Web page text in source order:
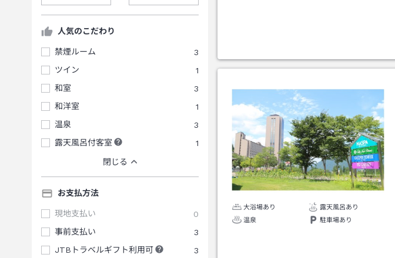
人気のこだわり
禁煙ルーム
3
ツイン
1
和室
3
和洋室
1
温泉
3
露天風呂付客室
1
閉じる
お支払方法
現地支払い
0
事前支払い
3
JTBトラベルギフト利用可
3
大浴場あり
露天風呂あり
温泉
駐車場あり